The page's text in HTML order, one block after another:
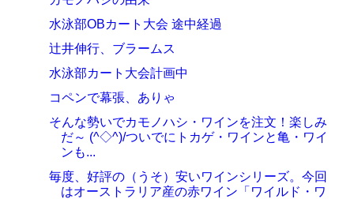
水泳部OBカート大会 途中経過
辻井伸行、ブラームス
水泳部カート大会計画中
コペンで幕張、ありゃ
そんな勢いでカモノハシ・ワインを注文！楽しみ
だ～ (^◇^)/ついでにトカゲ・ワインと亀・ワイ
ンも...
毎度、好評の（うそ）安いワインシリーズ。今回
はオーストラリア産の赤ワイン「ワイルド・ワ